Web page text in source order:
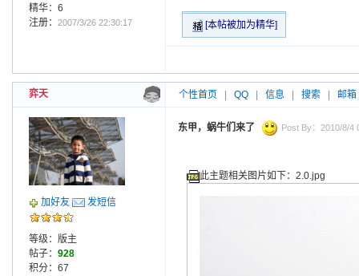
精华：6
注册： 2007/3/26 22:30:17 [本帖被加为精华]
弈天 个性首页 QQ 信息 搜索 邮箱
加好友 发短信
等级：版主
帖子： 928
积分：67
东甲，蜗牛们来了 Post By：2010/8/4
此主题相关图片如下：2.0.jpg